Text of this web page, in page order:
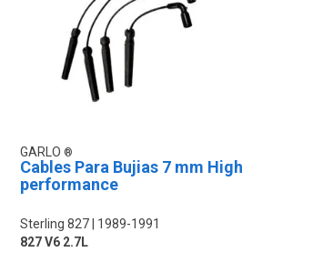
GARLO
Cables Para Bujias 7 mm High
performance
Sterling 827
1989-1991
827 V6 2.7L